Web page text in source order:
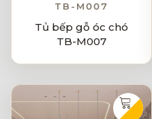
TB-M007
Tủ bếp gỗ óc chó
TB-M007